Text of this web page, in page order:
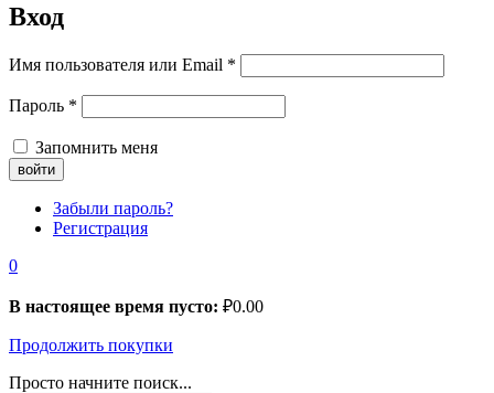
Вход
Имя пользователя или Email *
Пароль *
Запомнить меня
Забыли пароль?
Регистрация
0
В настоящее время пусто: ₽0.00
Продолжить покупки
Просто начните поиск...